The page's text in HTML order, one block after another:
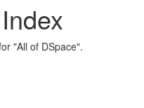
"All of DSpace".